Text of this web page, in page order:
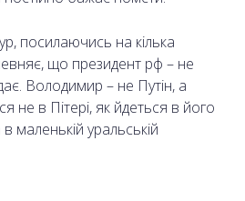
посилаючись на кілька
що президент рф – не
Володимир – не Путін, а
не в Пітері, як йдеться в його
в маленькій уральській